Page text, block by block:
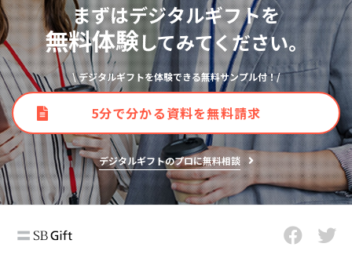
まずはデジタルギフトを
無料体験してみてください。
\ デジタルギフトを体験できる無料サンプル付！/
5分で分かる資料を無料請求
デジタルギフトのプロに無料相談